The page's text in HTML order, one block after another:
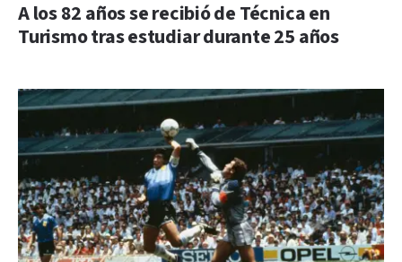
A los 82 años se recibió de Técnica en
Turismo tras estudiar durante 25 años